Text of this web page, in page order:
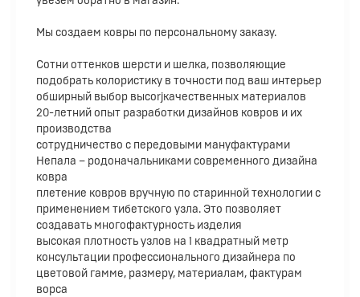
Мы создаем ковры по персональному заказу.
Cотни оттенков шерсти и шелка, позволяющие
подобрать колористику в точности под ваш интерьер
обширный выбор высоrjкачественных материалов
20-летний опыт разработки дизайнов ковров и их
производства
сотрудничество с передовыми мануфактурами
Непала – родоначальниками современного дизайна
ковра
плетение ковров вручную по старинной технологии с
применением тибетского узла. Это позволяет
создавать многофактурность изделия
высокая плотность узлов на 1 квадратный метр
консультации профессионального дизайнера по
цветовой гамме, размеру, материалам, фактурам
ворса